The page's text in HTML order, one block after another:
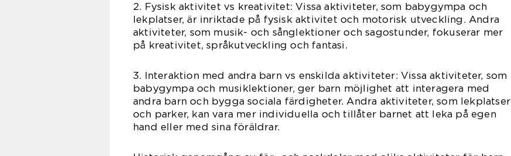
2. Fysisk aktivitet vs kreativitet: Vissa aktiviteter, som babygympa och
lekplatser, är inriktade på fysisk aktivitet och motorisk utveckling. Andra
aktiviteter, som musik- och sånglektioner och sagostunder, fokuserar mer
på kreativitet, språkutveckling och fantasi.
3. Interaktion med andra barn vs enskilda aktiviteter: Vissa aktiviteter, som
babygympa och musiklektioner, ger barn möjlighet att interagera med
andra barn och bygga sociala färdigheter. Andra aktiviteter, som lekplatser
och parker, kan vara mer individuella och tillåter barnet att leka på egen
hand eller med sina föräldrar.